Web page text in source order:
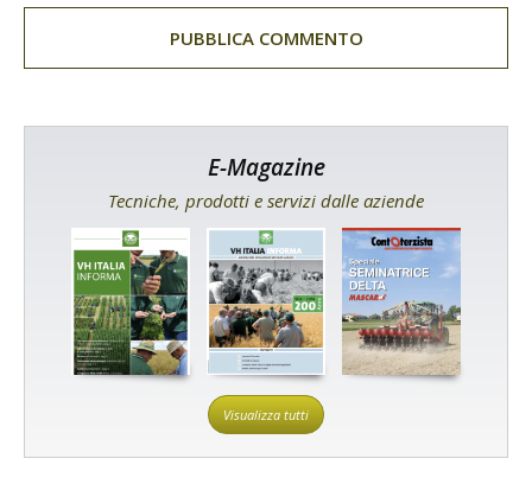
E-Magazine
Tecniche, prodotti e servizi dalle aziende
Visualizza tutti